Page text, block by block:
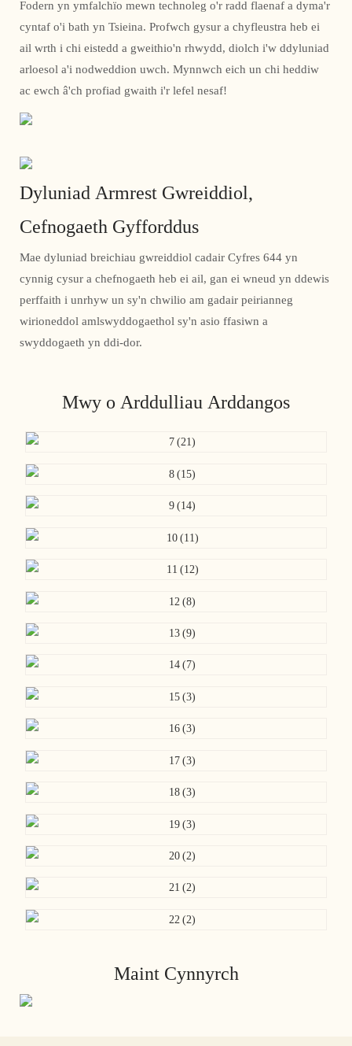
Fodern yn ymfalchïo mewn technoleg o'r radd flaenaf a dyma'r
cyntaf o'i bath yn Tsieina. Profwch gysur a chyfleustra heb ei
ail wrth i chi eistedd a gweithio'n rhwydd, diolch i'w ddyluniad
arloesol a'i nodweddion uwch. Mynnwch eich un chi heddiw
ac ewch â'ch profiad gwaith i'r lefel nesaf!
Dyluniad Armrest Gwreiddiol,
Cefnogaeth Gyfforddus
Mae dyluniad breichiau gwreiddiol cadair Cyfres 644 yn
cynnig cysur a chefnogaeth heb ei ail, gan ei wneud yn ddewis
perffaith i unrhyw un sy'n chwilio am gadair peirianneg
wirioneddol amlswyddogaethol sy'n asio ffasiwn a
swyddogaeth yn ddi-dor.
Mwy o Arddulliau Arddangos
Maint Cynnyrch